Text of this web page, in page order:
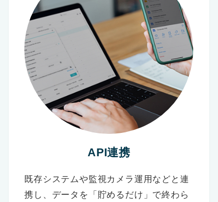
API連携
既存システムや監視カメラ運用などと連
携し、データを「貯めるだけ」で終わら